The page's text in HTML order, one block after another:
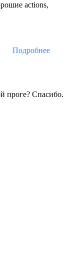
actions,
Подробнее
проге? Спасибо.